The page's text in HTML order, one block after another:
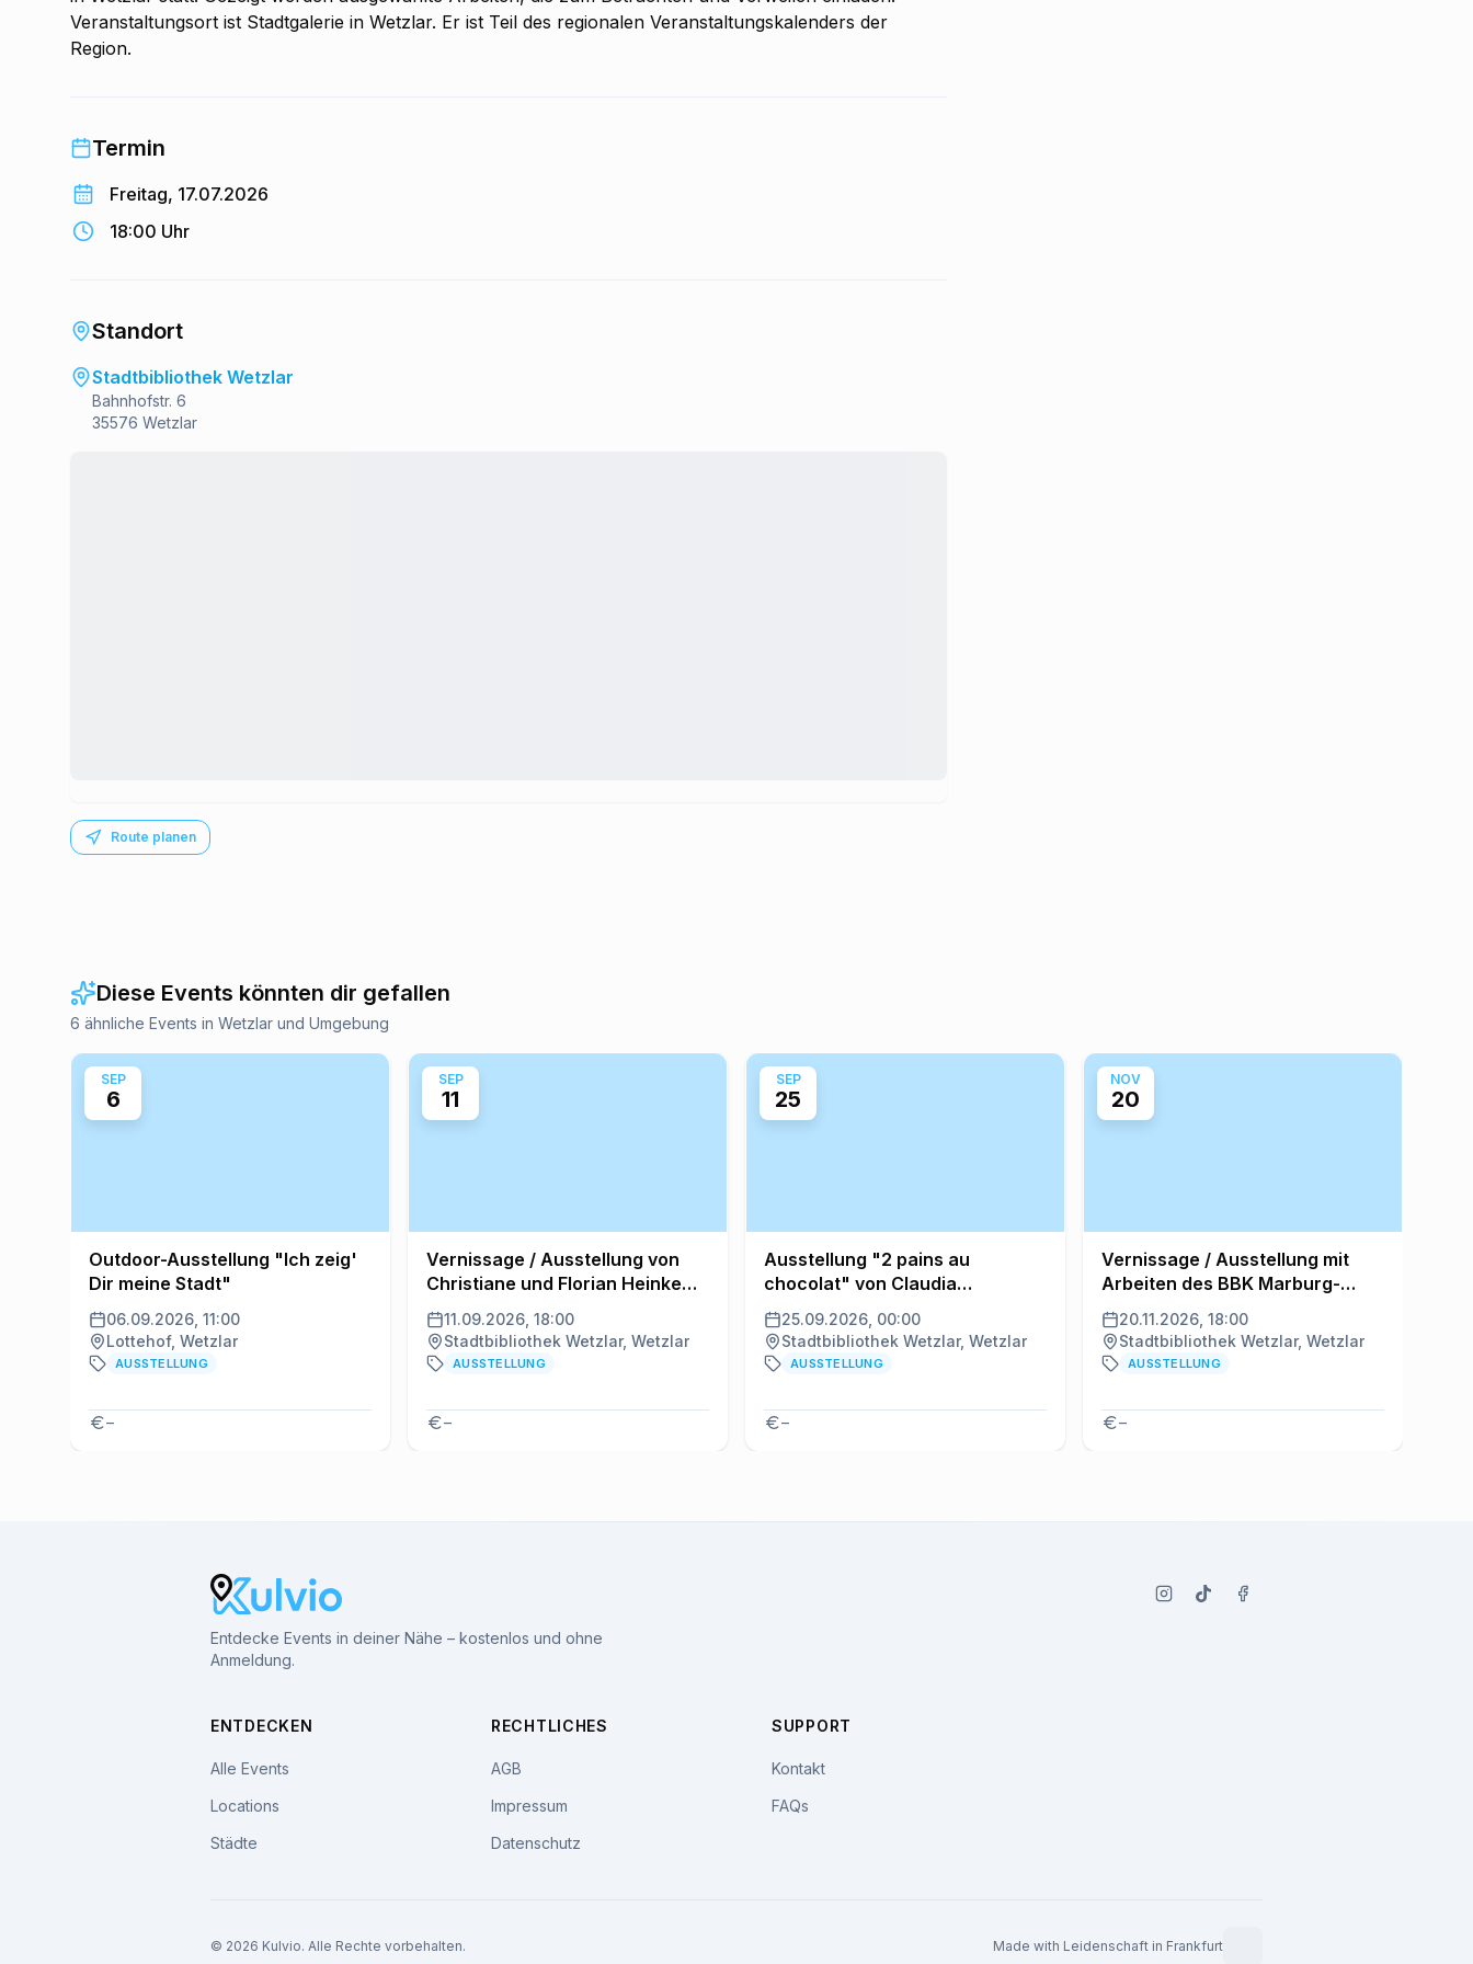
Veranstaltungsort ist Stadtgalerie in Wetzlar. Er ist Teil des regionalen Veranstaltungskalenders der
Region.
Termin
Freitag, 17.07.2026
18:00 Uhr
Standort
Stadtbibliothek Wetzlar
Bahnhofstr. 6
35576 Wetzlar
Route planen
Diese Events könnten dir gefallen
6 ähnliche Events in Wetzlar und Umgebung
SEP
6
Outdoor-Ausstellung "Ich zeig'
Dir meine Stadt"
06.09.2026, 11:00
Lottehof, Wetzlar
AUSSTELLUNG
–
SEP
11
Vernissage / Ausstellung von
Christiane und Florian Heinke
"Seconda Vita"
11.09.2026, 18:00
Stadtbibliothek Wetzlar, Wetzlar
AUSSTELLUNG
–
SEP
25
Ausstellung "2 pains au
chocolat" von Claudia
Hartmann
25.09.2026, 00:00
Stadtbibliothek Wetzlar, Wetzlar
AUSSTELLUNG
–
NOV
20
Vernissage / Ausstellung mit
Arbeiten des BBK Marburg-
Mittelhessen e.V.
20.11.2026, 18:00
Stadtbibliothek Wetzlar, Wetzlar
AUSSTELLUNG
–
Entdecke Events in deiner Nähe – kostenlos und ohne
Anmeldung.
ENTDECKEN
Alle Events
Locations
Städte
RECHTLICHES
AGB
Impressum
Datenschutz
SUPPORT
Kontakt
FAQs
© 2026 Kulvio. Alle Rechte vorbehalten. Made with Leidenschaft in Frankfurt